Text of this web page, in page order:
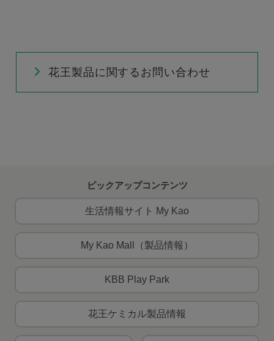
花王製品に関するお問い合わせ
ピックアップコンテンツ
生活情報サイト My Kao
My Kao Mall（製品情報）
KBB Play Park
花王ケミカル製品情報